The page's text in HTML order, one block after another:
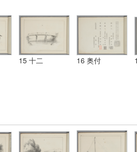
15 十二 16 奥付